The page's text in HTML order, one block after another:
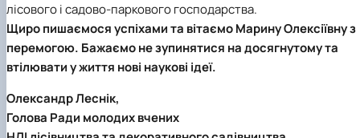
лісового і садово-паркового господарства.
Щиро пишаємося успіхами та вітаємо Марину Олексіївну з
перемогою. Бажаємо не зупинятися на досягнутому та
втілювати у життя нові наукові ідеї.
Олександр Леснік,
Голова Ради молодих вчених